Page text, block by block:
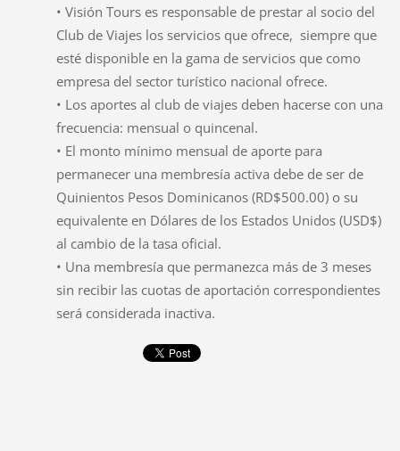
• Visión Tours es responsable de prestar al socio del
Club de Viajes los servicios que ofrece, siempre que
esté disponible en la gama de servicios que como
empresa del sector turístico nacional ofrece.
• Los aportes al club de viajes deben hacerse con una
frecuencia: mensual o quincenal.
• El monto mínimo mensual de aporte para
permanecer una membresía activa debe de ser de
Quinientos Pesos Dominicanos (RD$500.00) o su
equivalente en Dólares de los Estados Unidos (USD$)
al cambio de la tasa oficial.
• Una membresía que permanezca más de 3 meses
sin recibir las cuotas de aportación correspondientes
será considerada inactiva.